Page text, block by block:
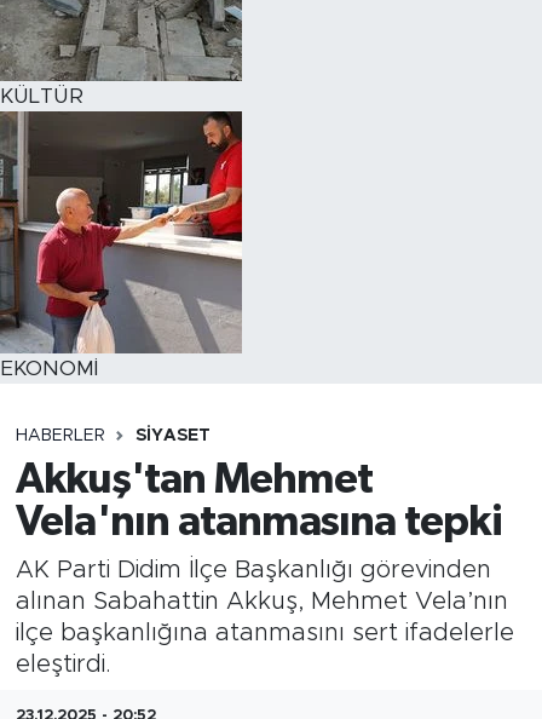
KÜLTÜR
EKONOMİ
HABERLER SİYASET
Akkuş'tan Mehmet
Vela'nın atanmasına tepki
AK Parti Didim İlçe Başkanlığı görevinden
alınan Sabahattin Akkuş, Mehmet Vela’nın
ilçe başkanlığına atanmasını sert ifadelerle
eleştirdi.